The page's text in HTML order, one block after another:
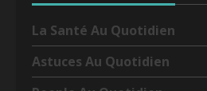
La Santé Au Quotidien
Astuces Au Quotidien